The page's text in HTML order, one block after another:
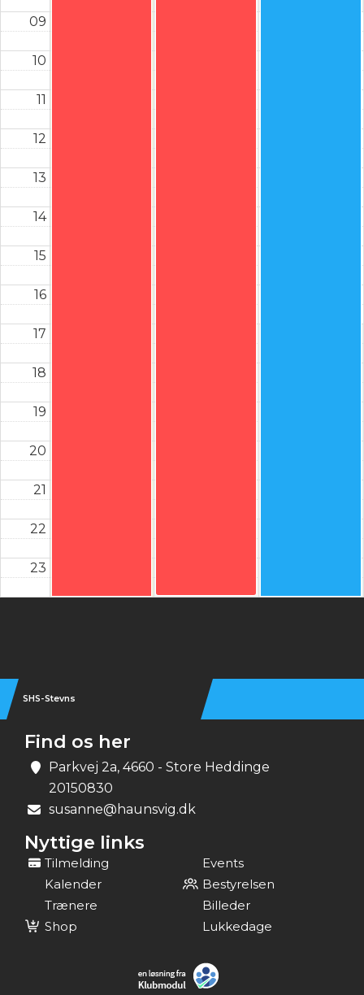
09
10
11
12
13
14
15
16
17
18
19
20
21
22
23
SHS-Stevns
Find os her
Parkvej 2a, 4660 - Store Heddinge
20150830
susanne@haunsvig.dk
Nyttige links
Tilmelding
Events
Kalender
Bestyrelsen
Trænere
Billeder
Shop
Lukkedage